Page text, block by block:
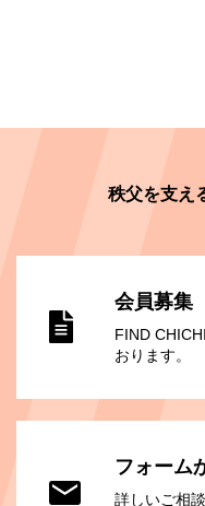
秩父を支え
会員募集
FIND
おります。
フォーム
詳しいご相